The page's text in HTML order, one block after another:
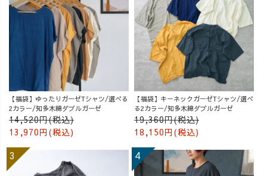
【福袋】ゆったりガーゼTシャツ/選べる
2カラー/知多木綿ダブルガーゼ
14,520円(税込)
13,970円(税込)
【福袋】キーネックガーゼTシャツ/選べ
る2カラー/知多木綿ダブルガーゼ
19,360円(税込)
18,150円(税込)